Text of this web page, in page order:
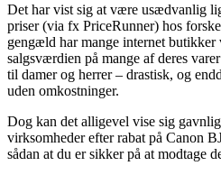
Det har vist sig at være usædvanlig
priser (via fx PriceRunner) hos
gengæld har mange internet
salgsværdien på mange af deres
til damer og herrer – drastisk, og
uden omkostninger.
Dog kan det alligevel vise sig
virksomheder efter rabat på Canon
sådan at du er sikker på at modtage